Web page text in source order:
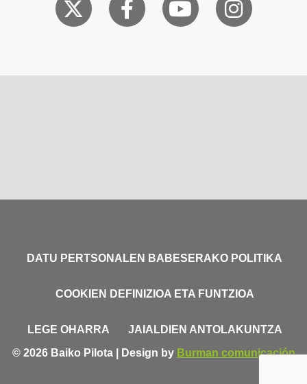
DATU PERTSONALEN BABESERAKO POLITIKA
COOKIEN DEFINIZIOA ETA FUNTZIOA
LEGE OHARRA
JAIALDIEN ANTOLAKUNTZA
© 2026 Baiko Pilota | Design by Burman comunicación